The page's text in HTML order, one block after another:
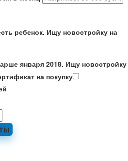
ребенок. Ищу новостройку на
января 2018. Ищу новостройку
на покупку